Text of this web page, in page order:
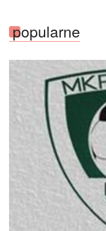
popularne